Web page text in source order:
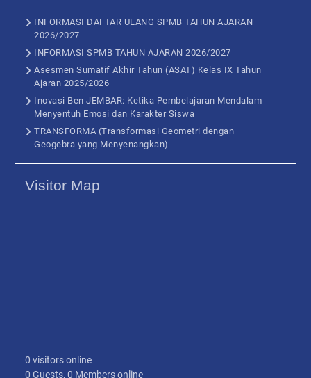
INFORMASI DAFTAR ULANG SPMB TAHUN AJARAN
2026/2027
INFORMASI SPMB TAHUN AJARAN 2026/2027
Asesmen Sumatif Akhir Tahun (ASAT) Kelas IX Tahun
Ajaran 2025/2026
Inovasi Ben JEMBAR: Ketika Pembelajaran Mendalam
Menyentuh Emosi dan Karakter Siswa
TRANSFORMA (Transformasi Geometri dengan
Geogebra yang Menyenangkan)
Visitor Map
0 visitors online
0 Guests, 0 Members online